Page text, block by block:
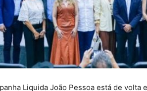
Liquida João Pessoa está de